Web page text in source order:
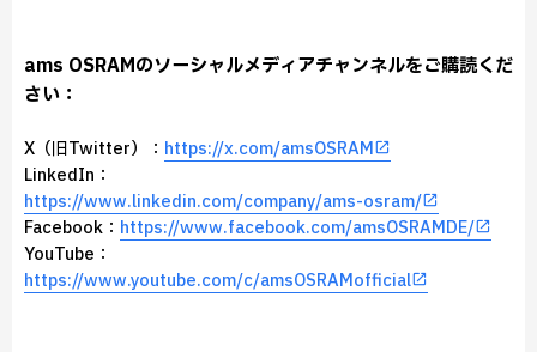
ams OSRAMのソーシャルメディアチャンネルをご購読くだ
さい：
X（旧Twitter）： https://x.com/amsOSRAM
LinkedIn：
https://www.linkedin.com/company/ams-osram/
Facebook： https://www.facebook.com/amsOSRAMDE/
YouTube：
https://www.youtube.com/c/amsOSRAMofficial